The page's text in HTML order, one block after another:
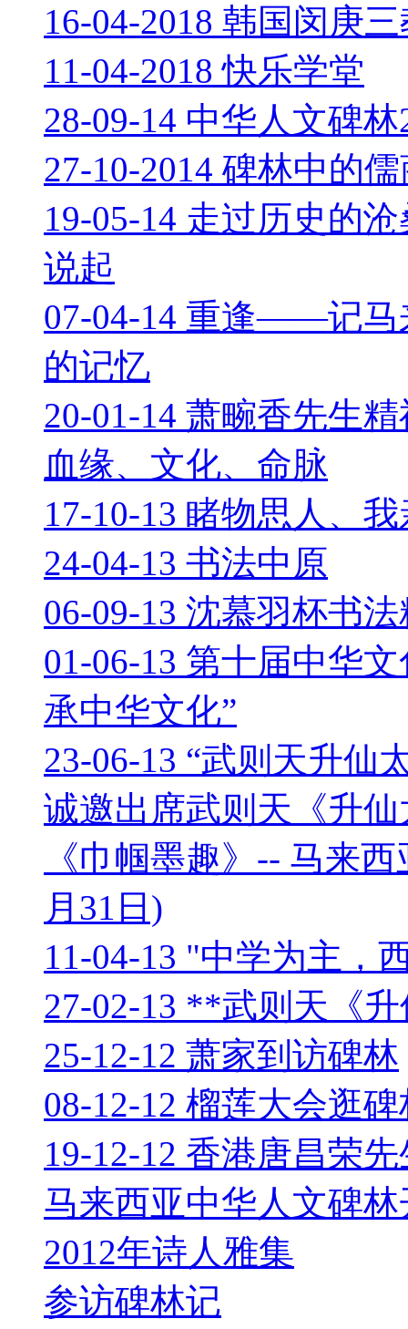
16-04-2018 韩国闵庚
11-04-2018 快乐学堂
28-09-14 中华人文碑
27-10-2014 碑林中的
19-05-14 走过历史的
说起
07-04-14 重逢——记马
的记忆
20-01-14 萧畹香先生
血缘、文化、命脉
17-10-13 睹物思人、
24-04-13 书法中原
06-09-13 沈慕羽杯书
01-06-13 第十届中华
承中华文化”
23-06-13 “武则天升仙
诚邀出席武则天《升
《巾帼墨趣》-- 马来
月31日)
11-04-13 "中学为主，
27-02-13 **武则天《
25-12-12 萧家到访碑林
08-12-12 榴莲大会逛碑
19-12-12 香港唐昌荣
马来西亚中华人文碑
2012年诗人雅集
参访碑林记